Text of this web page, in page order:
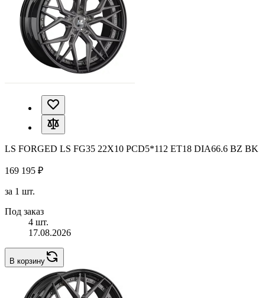
LS FORGED LS FG35 22X10 PCD5*112 ET18 DIA66.6 BZ BK
169 195 ₽
за 1 шт.
Под заказ
4 шт.
17.08.2026
В корзину